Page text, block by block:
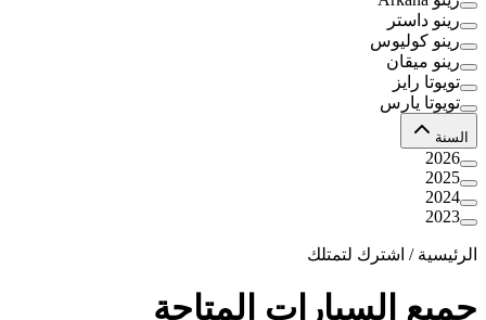
رينو داستر
رينو كوليوس
رينو ميقان
تويوتا رايز
تويوتا يارس
السنة
2026
2025
2024
2023
الرئيسية / اشترك لتمتلك
جميع السيارات المتاحة